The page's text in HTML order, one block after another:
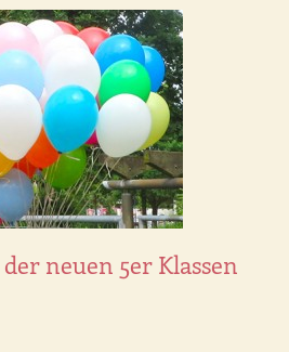
neuen 5er Klassen